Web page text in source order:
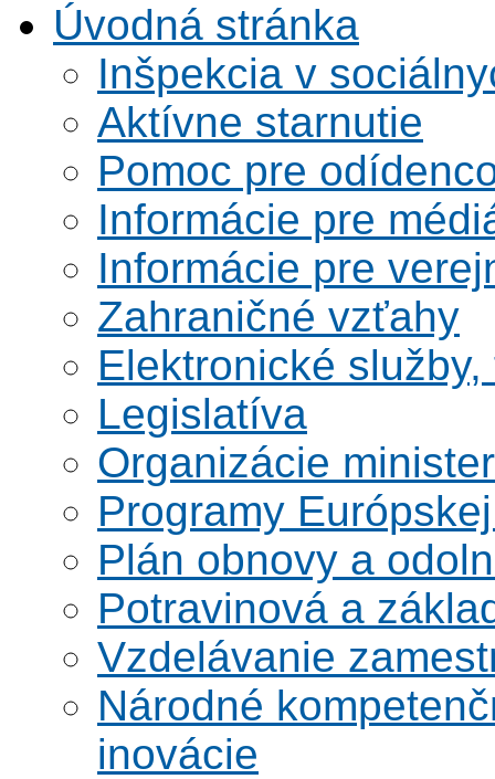
Úvodná stránka
Inšpekcia v
Aktívne starnutie
Pomoc pre
Informácie pre
Informácie pre
Zahraničné vzťahy
Elektronické
Legislatíva
Organizácie
Programy
Plán obnovy a
Potravinová a
Vzdelávanie
Národné
inovácie